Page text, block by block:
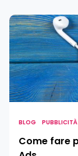
Come
fare
pubblicità
su
Google
con
Google
Ads
BLOG
Come fare